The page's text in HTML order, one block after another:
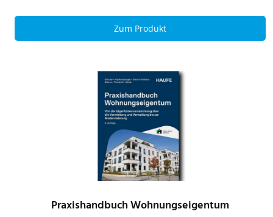
Zum Produkt
Praxishandbuch Wohnungseigentum